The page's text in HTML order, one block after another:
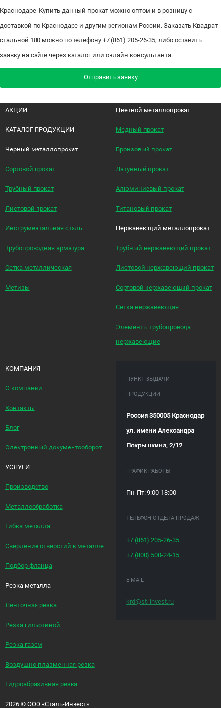
Краснодаре. Купить данный прокат можно оптом и в розницу с
доставкой по Краснодаре и другим регионам России. Заказать Квадрат
стальной 180 можно по телефону +7 (861) 205-26-35, либо оставить
заявку на сайте через каталог или онлайн консультанта.
Отправить заявку
АКЦИИ
КАТАЛОГ ПРОДУКЦИИ
Черный металлопрокат
Сортовой прокат
Трубный прокат
Листовой прокат
Инструментальная сталь
Трубопроводная арматура
Сетка металлическая
Метизы
Цветной металлопрокат
Медный прокат
Бронзовый прокат
Латунный прокат
Алюминиевый прокат
Титановый прокат
Нержавеющий металлопрокат
Трубный нержавеющий прокат
Листовой нержавеющий прокат
Сортовой нержавеющий прокат
Сетка нержавеющая
Элементы трубопровода
нержавеющие
КОМПАНИЯ
О компании
Контакты
Блог
Электронный документооборот
УСЛУГИ
Производство
Металлообработка
Гибка металла
Сверление отверстий в металле
Подбор фланца
Резка металла
Ленточная резка
Резка гильотиной
Резка газом
Воздушно-плазменная резка
Гидроабразивная резка
ПУНКТ ВЫДАЧИ
ПРОДУКЦИИ
Россия 350005 Краснодар
ул. имени Александра
Покрышкина, 2/12
ГРАФИК РАБОТЫ
Пн-Пт: 9:00-18:00
ТЕЛЕФОН ОТДЕЛА ПРОДАЖ
+7 (861)205-26-35
+7 (800) 500-24-15
E-MAIL
krd@stl-invest.ru
2026 ©ООО «Сталь-Инвест»